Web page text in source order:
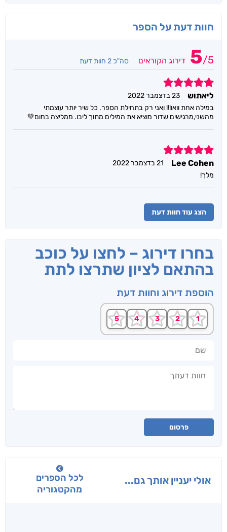
חוות דעת על הספר
5/5 דירוג הקוראים סה"כ 2 חוות דעת
5
ליאתוש
23 בדצמבר 2022
במילה אחת וואו!!! ואני רק בתחילת הספר. כל שיר יותר עוצמתי
מהשני,מרגישים שדור מוציא את המילים מתוך ליבו. ממליצה בחום💚
5
Lee Cohen
21 בדצמבר 2022
מלך!
הצג עוד חוות דעת
בחרו דירוג – לחצו על כוכב
בהתאם לציון שתרצו לתת
הוספת דירוג וחוות דעת
פרסום
אולי יעניין אותך גם...
לכל הספרים
מהקטגוריה